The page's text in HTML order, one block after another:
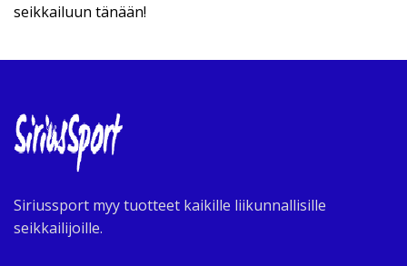
seikkailuun tänään!
Siriussport myy tuotteet kaikille liikunnallisille
seikkailijoille.